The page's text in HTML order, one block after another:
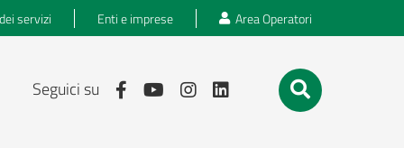
servizi Enti e imprese Area Operatori
Seguici su